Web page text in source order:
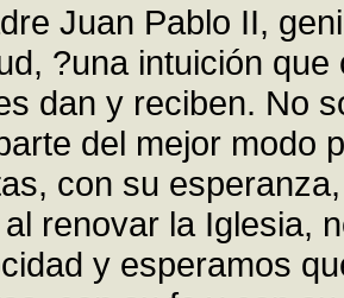
Juan Pablo II,
?una intuición
dan y reciben. No
del mejor modo
con su
renovar la Iglesia,
y esperamos